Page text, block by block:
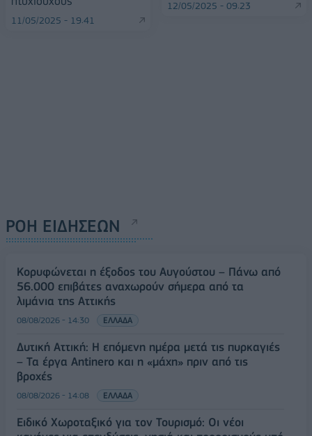
11/05/2025 - 19:41
12/05/2025 - 09:23
ΡΟΗ ΕΙΔΗΣΕΩΝ
Κορυφώνεται η έξοδος του Αυγούστου – Πάνω από
56.000 επιβάτες αναχωρούν σήμερα από τα
λιμάνια της Αττικής
08/08/2026 - 14:30 ΕΛΛΑΔΑ
Δυτική Αττική: Η επόμενη ημέρα μετά τις πυρκαγιές
– Τα έργα Antinero και η «μάχη» πριν από τις
βροχές
08/08/2026 - 14:08 ΕΛΛΑΔΑ
Ειδικό Χωροταξικό για τον Τουρισμό: Οι νέοι